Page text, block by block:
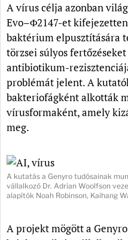
A vírus célja azonban
Evo–Φ2147-et
baktérium elpusztítására
törzsei súlyos
antibiotikum-
problémát jelent. A
bakteriofágként alkották
vírusformaként, amely
meg.
A kutatás a Genyro tudósainak
vállalkozó Dr. Adrian Woolfson
alapítók Noah Robinson, Kaihang
A projekt mögött a